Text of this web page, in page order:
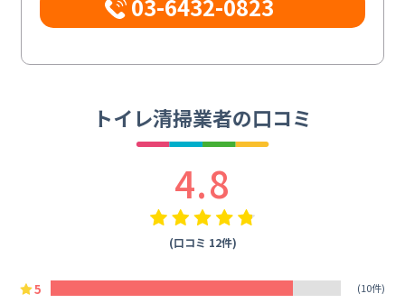
03-6432-0823
トイレ清掃業者の口コミ
4.8
(口コミ 12件)
5 (10件)